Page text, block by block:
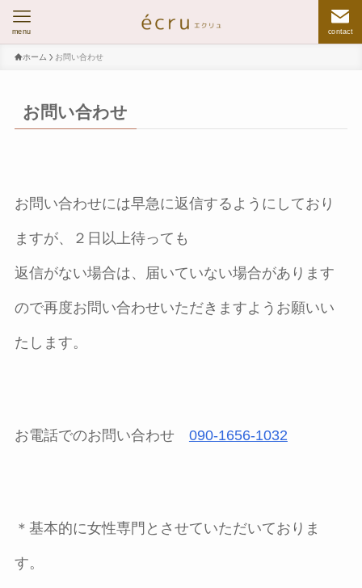
contact
menu
ホーム お問い合わせ
お問い合わせ
お問い合わせには早急に返信するようにしており
ますが、２日以上待っても
返信がない場合は、届いていない場合があります
ので再度お問い合わせいただきますようお願いい
たします。
お電話でのお問い合わせ 090-1656-1032
＊基本的に女性専門とさせていただいておりま
す。